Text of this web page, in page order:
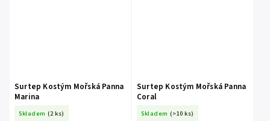
Surtep Kostým Mořská Panna
Marina
Skladem (2 ks)
Surtep Kostým Mořská Panna
Coral
Skladem (>10 ks)